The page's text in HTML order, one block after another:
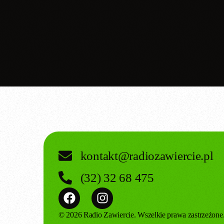
kontakt@radiozawiercie.pl
(32) 32 68 475
© 2026 Radio Zawiercie. Wszelkie prawa